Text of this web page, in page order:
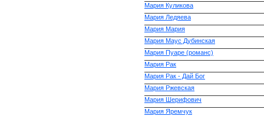
Мария Куликова
Мария Ледяева
Мария Мария
Мария Маус Дубинская
Мария Пуаре (романс)
Мария Рак
Мария Рак - Дай Бог
Мария Ржевская
Мария Шерифович
Мария Яремчук